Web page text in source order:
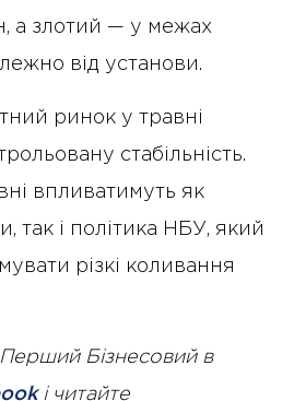
а злотий — у межах
від установи.
ринок у травні
стабільність.
впливатимуть як
так і політика НБУ, який
різкі коливання
Бізнесовий в
і читайте